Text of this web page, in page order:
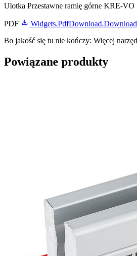
Ulotka Przestawne ramię górne KRE-VO
PDF
Bo jakość się tu nie kończy: Więcej
Powiązane produkty